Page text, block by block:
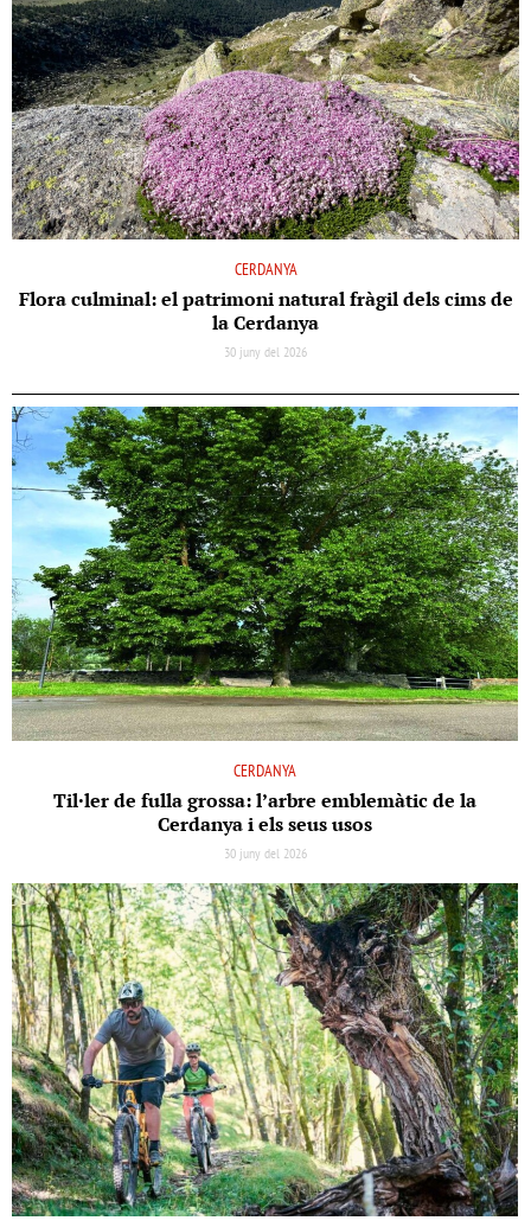
CERDANYA
Flora culminal: el patrimoni natural fràgil dels cims de
la Cerdanya
30 juny del 2026
CERDANYA
Til·ler de fulla grossa: l’arbre emblemàtic de la
Cerdanya i els seus usos
30 juny del 2026